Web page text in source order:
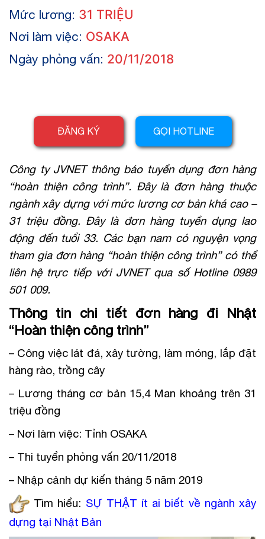
Mức lương: 31 TRIỆU
Nơi làm việc: OSAKA
Ngày phỏng vấn: 20/11/2018
ĐĂNG KÝ GỌI HOTLINE
Công ty JVNET thông báo tuyển dụng đơn hàng
“hoàn thiện công trình”. Đây là đơn hàng thuộc
ngành xây dựng với mức lương cơ bản khá cao –
31 triệu đồng. Đây là đơn hàng tuyển dụng lao
động đến tuổi 33. Các bạn nam có nguyện vọng
tham gia đơn hàng “hoàn thiện công trình” có thể
liên hệ trực tiếp với JVNET qua số Hotline 0989
501 009.
Thông tin chi tiết đơn hàng đi Nhật
“Hoàn thiện công trình”
– Công việc lát đá, xây tường, làm móng, lắp đặt
hàng rào, trồng cây
– Lương tháng cơ bản 15,4 Man khoảng trên 31
triệu đồng
– Nơi làm việc: Tỉnh OSAKA
– Thi tuyển phỏng vấn 20/11/2018
– Nhập cảnh dự kiến tháng 5 năm 2019
Tìm hiểu: SỰ THẬT ít ai biết về ngành xây
dựng tại Nhật Bản